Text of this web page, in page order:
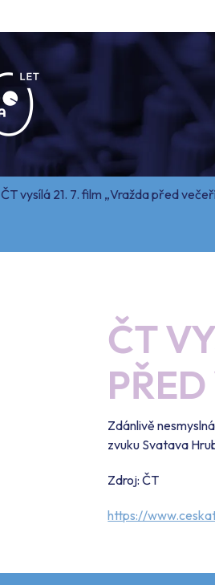
ČT vysílá 21. 7. film „Vražda před
ČT
Zdánlivě
zvuku Svatava
Zdroj: ČT
https://